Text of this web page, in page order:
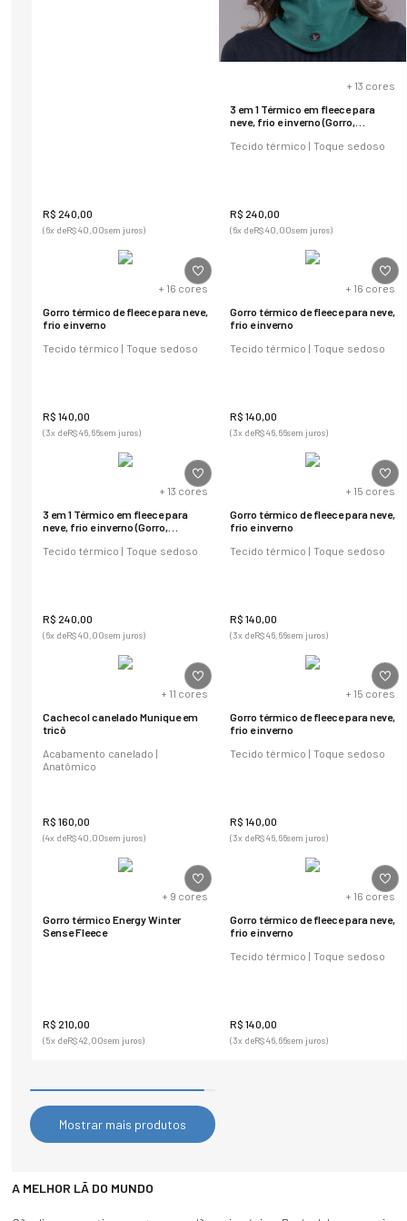
R$ 240,00
(6x deR$40,00sem juros)
+ 13 cores
3 em 1 Térmico em fleece para
neve, frio e inverno (Gorro,
Tecido térmico | Toque sedoso
R$ 240,00
(6x deR$40,00sem juros)
+ 16 cores
Gorro térmico de fleece para neve,
frio e inverno
Tecido térmico | Toque sedoso
R$ 140,00
(3x deR$46,66sem juros)
+ 16 cores
Gorro térmico de fleece para neve,
frio e inverno
Tecido térmico | Toque sedoso
R$ 140,00
(3x deR$46,66sem juros)
+ 13 cores
3 em 1 Térmico em fleece para
neve, frio e inverno (Gorro,
Tecido térmico | Toque sedoso
R$ 240,00
(6x deR$40,00sem juros)
+ 15 cores
Gorro térmico de fleece para neve,
frio e inverno
Tecido térmico | Toque sedoso
R$ 140,00
(3x deR$46,66sem juros)
+ 11 cores
Cachecol canelado Munique em
tricô
Acabamento canelado |
Anatômico
R$ 160,00
(4x deR$40,00sem juros)
+ 15 cores
Gorro térmico de fleece para neve,
frio e inverno
Tecido térmico | Toque sedoso
R$ 140,00
(3x deR$46,66sem juros)
+ 9 cores
Gorro térmico Energy Winter
Sense Fleece
R$ 210,00
(5x deR$42,00sem juros)
+ 16 cores
Gorro térmico de fleece para neve,
frio e inverno
Tecido térmico | Toque sedoso
R$ 140,00
(3x deR$46,66sem juros)
Mostrar mais produtos
A MELHOR LÃ DO MUNDO